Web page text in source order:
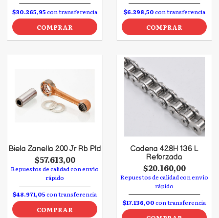
$30.265,95con transferencia
COMPRAR
$6.298,50con transferencia
COMPRAR
Biela Zanella 200 Jr Rb Pld
$57.613,00
Repuestos de calidad con envío
rápido
$48.971,05con transferencia
COMPRAR
Cadena 428H 136 L
Reforzada
$20.160,00
Repuestos de calidad con envío
rápido
$17.136,00con transferencia